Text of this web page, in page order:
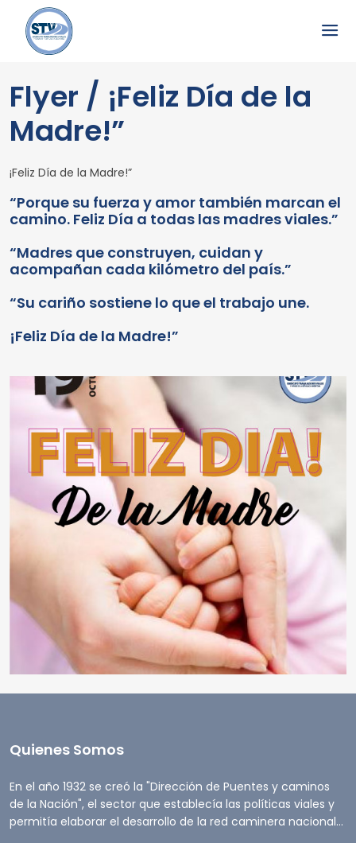
Flyer / ¡Feliz Día de la
Madre!”
¡Feliz Día de la Madre!”
“Porque su fuerza y amor también marcan el
camino. Feliz Día a todas las madres viales.”
“Madres que construyen, cuidan y
acompañan cada kilómetro del país.”
“Su cariño sostiene lo que el trabajo une.
¡Feliz Día de la Madre!”
Quienes Somos
En el año 1932 se creó la "Dirección de Puentes y caminos
de la Nación", el sector que establecía las políticas viales y
permitía elaborar el desarrollo de la red caminera nacional...